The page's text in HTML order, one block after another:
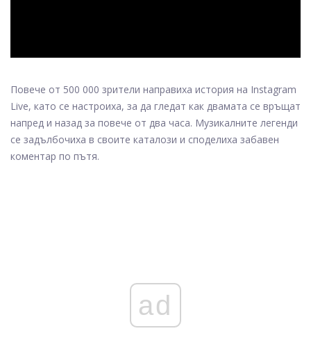
Повече от 500 000 зрители направиха история на Instagram
Live, като се настроиха, за да гледат как двамата се връщат
напред и назад за повече от два часа. Музикалните легенди
се задълбочиха в своите каталози и споделиха забавен
коментар по пътя.
ad